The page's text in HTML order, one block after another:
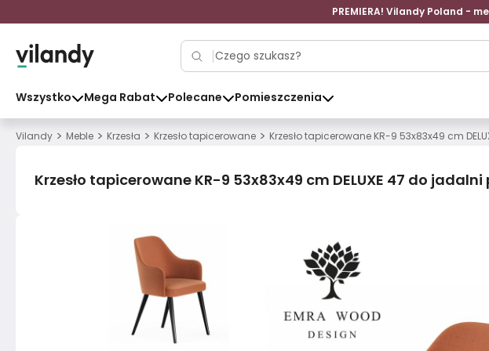
PREMIERA! Vilandy Poland -
Wszystko Mega Rabat Polecane Pomieszczenia
Vilandy > Meble > Krzesła > Krzesło tapicerowane > Krzesło tapicerowane KR-9 53x83x49 cm
Krzesło tapicerowane KR-9 53x83x49 cm DELUXE 47 do